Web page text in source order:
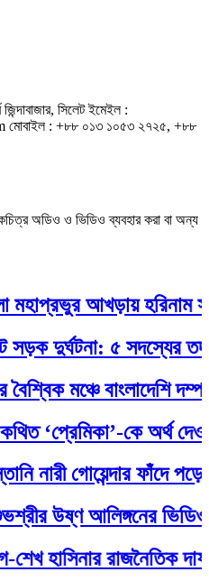
সিলেট ইমেইল :
: +৮৮ ০১৩ ১০৫৩ ২৭২৫, +৮৮
অডিও ও ভিডিও ব্যবহার করা বা অন্য
মহাপ্রভুর আখড়ায় হরিনাম
সড়ক দুর্ঘটনা: ৫ সদস্যের
মঞ্চে বাংলাদেশি দম্পতি
‘প্রেমিকা’-কে অর্থ
নারী গোয়েন্দার ফাঁদে
উষ্ণ আলিঙ্গনের ভিডিও
হাসিনার রাজনৈতিক দাফন